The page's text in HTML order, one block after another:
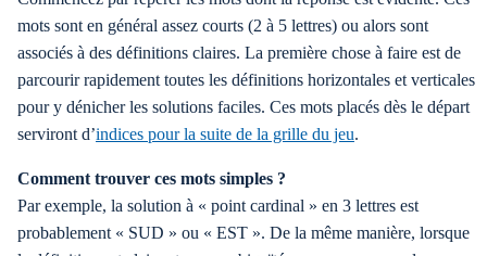
mots sont en général assez courts (2 à 5 lettres) ou alors sont
associés à des définitions claires. La première chose à faire est de
parcourir rapidement toutes les définitions horizontales et verticales
pour y dénicher les solutions faciles. Ces mots placés dès le départ
serviront d’indices pour la suite de la grille du jeu.
Comment trouver ces mots simples ?
Par exemple, la solution à « point cardinal » en 3 lettres est
probablement « SUD » ou « EST ». De la même manière, lorsque